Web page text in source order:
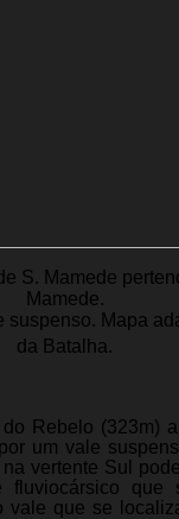
S. Mamede
Mamede.
suspenso. Mapa
da Batalha.
Rebelo (323m)
um vale
vertente Sul
que se